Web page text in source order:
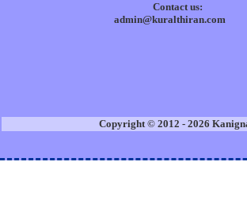
Contact us:
admin@kuralthiran.com
Copyright © 2012 - 2026